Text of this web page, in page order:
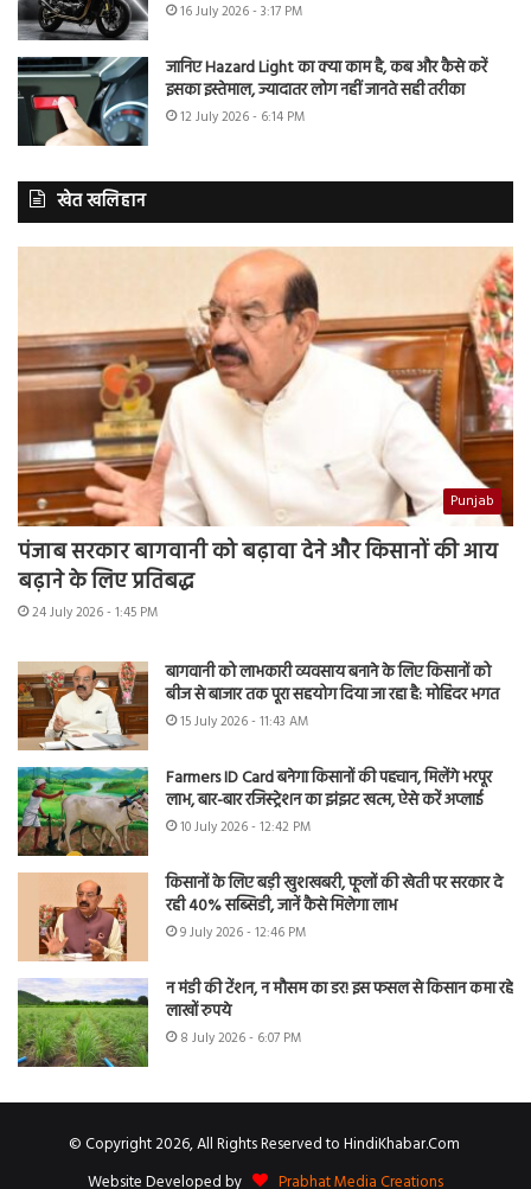
16 July 2026 - 3:17 PM
जानिए Hazard Light का क्या काम है, कब और कैसे करें
इसका इस्तेमाल, ज्यादातर लोग नहीं जानते सही तरीका
12 July 2026 - 6:14 PM
खेत खलिहान
Punjab
पंजाब सरकार बागवानी को बढ़ावा देने और किसानों की आय
बढ़ाने के लिए प्रतिबद्ध
24 July 2026 - 1:45 PM
बागवानी को लाभकारी व्यवसाय बनाने के लिए किसानों को
बीज से बाजार तक पूरा सहयोग दिया जा रहा है: मोहिंदर भगत
15 July 2026 - 11:43 AM
Farmers ID Card बनेगा किसानों की पहचान, मिलेंगे भरपूर
लाभ, बार-बार रजिस्ट्रेशन का झंझट खत्म, ऐसे करें अप्लाई
10 July 2026 - 12:42 PM
किसानों के लिए बड़ी खुशखबरी, फूलों की खेती पर सरकार दे
रही 40% सब्सिडी, जानें कैसे मिलेगा लाभ
9 July 2026 - 12:46 PM
न मंडी की टेंशन, न मौसम का डर! इस फसल से किसान कमा रहे
लाखों रुपये
8 July 2026 - 6:07 PM
© Copyright 2026, All Rights Reserved to HindiKhabar.Com
Website Developed by
Prabhat Media Creations